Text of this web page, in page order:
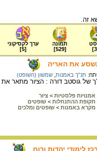
]
תמונה
[
529
]
ערך לקסיקוני
[
5
]
את האריה
תנ"ך באמנות שמשון (השופט)
גוסטב דורה : הציור מתאר את המסופר בשופטים י"ד 5-6:
אמנויות פלסטיות > ציור
תקופת ההתנחלות > שופטים
מקרא באמנות > שופטים ומלכים
לימודי יהדות ורוח